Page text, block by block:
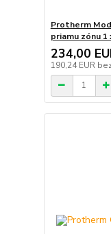
Protherm
priamu zónu
234,00
190,24 EUR